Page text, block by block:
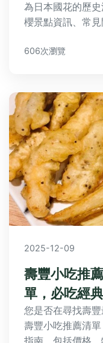
為日本國花的歷
櫻景點資訊、常
與旅遊攻略。
606次瀏覽
2025-12-09
壽豐小吃推
單，必吃經
您是否在尋找壽
壽豐小吃推薦清
指南，包括價格、